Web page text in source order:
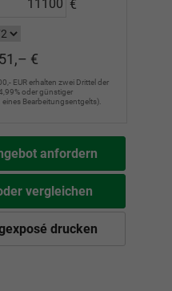
€
€
EUR erhalten zwei Drittel der
oder günstiger
Bearbeitungsentgelts).
anfordern
vergleichen
drucken